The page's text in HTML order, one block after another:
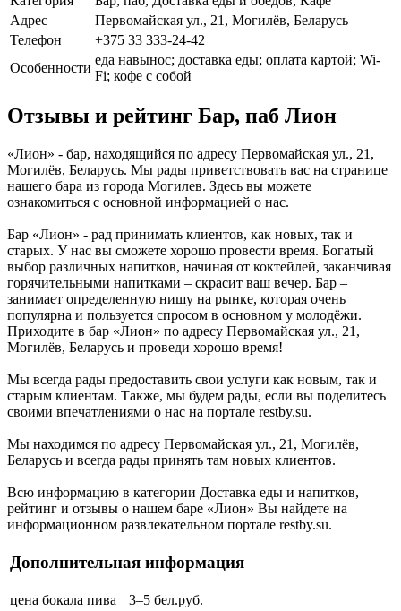
Адрес
Первомайская ул., 21, Могилёв, Беларусь
Телефон
+375 33 333-24-42
Особенности
еда навынос; доставка еды; оплата картой; Wi-
Fi; кофе с собой
Отзывы и рейтинг Бар, паб Лион
«Лион» - бар, находящийся по адресу Первомайская ул., 21,
Могилёв, Беларусь. Мы рады приветствовать вас на странице
нашего бара из города Могилев. Здесь вы можете
ознакомиться с основной информацией о нас.
Бар «Лион» - рад принимать клиентов, как новых, так и
старых. У нас вы сможете хорошо провести время. Богатый
выбор различных напитков, начиная от коктейлей, заканчивая
горячительными напитками – скрасит ваш вечер. Бар –
занимает определенную нишу на рынке, которая очень
популярна и пользуется спросом в основном у молодёжи.
Приходите в бар «Лион» по адресу Первомайская ул., 21,
Могилёв, Беларусь и проведи хорошо время!
Мы всегда рады предоставить свои услуги как новым, так и
старым клиентам. Также, мы будем рады, если вы поделитесь
своими впечатлениями о нас на портале restby.su.
Мы находимся по адресу Первомайская ул., 21, Могилёв,
Беларусь и всегда рады принять там новых клиентов.
Всю информацию в категории Доставка еды и напитков,
рейтинг и отзывы о нашем баре «Лион» Вы найдете на
информационном развлекательном портале restby.su.
Дополнительная информация
цена бокала пива
3–5 бел.руб.